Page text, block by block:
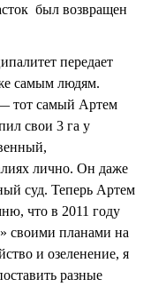
был возвращен
передает
самым людям.
тот самый Артем
свои 3 га у
лично. Он даже
суд. Теперь Артем
что в 2011 году
своими планами на
и озеленение, я
разные